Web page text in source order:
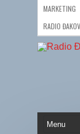
MARKETING
RADIO